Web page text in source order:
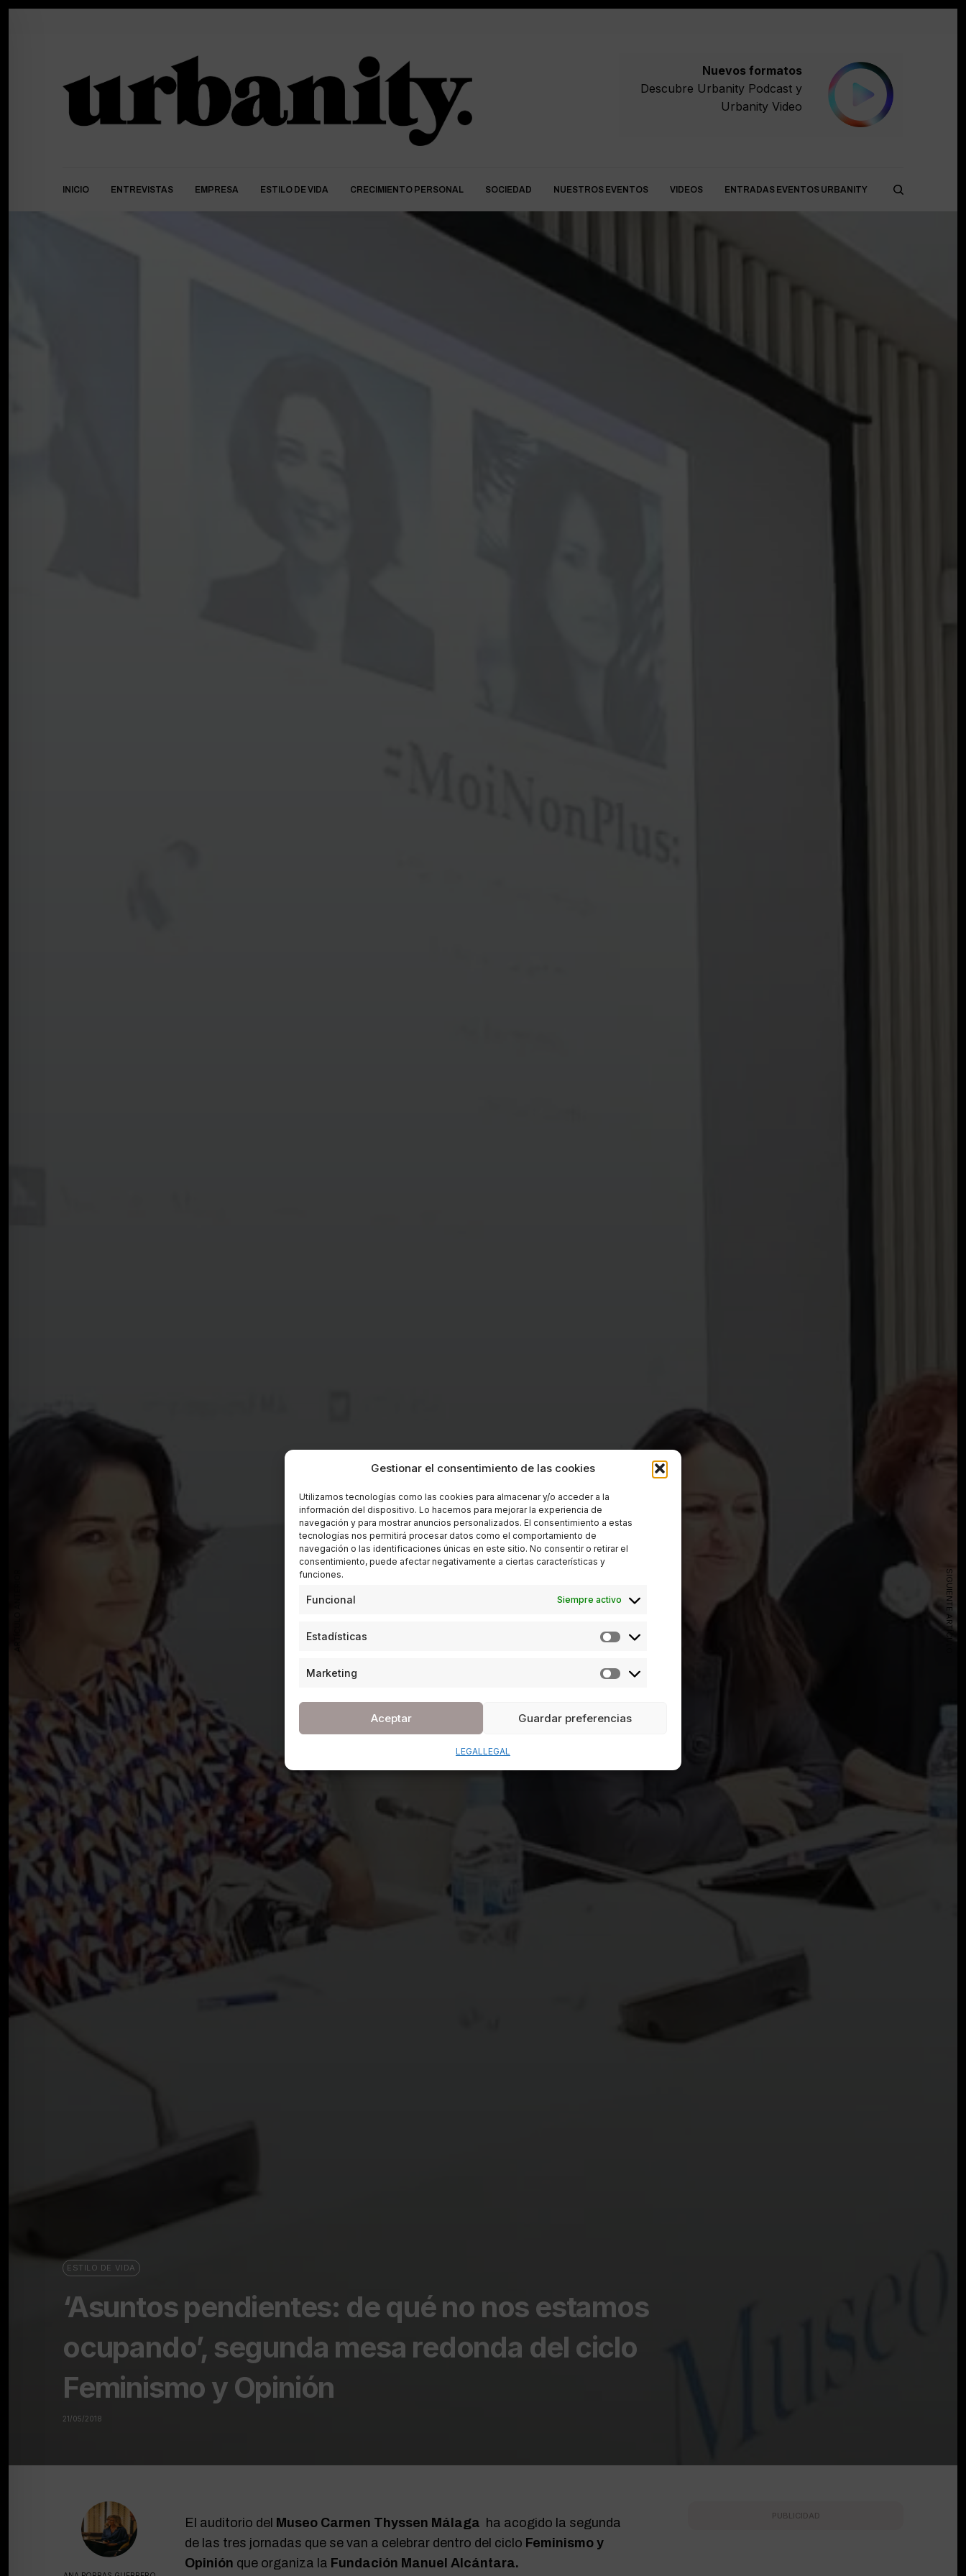
Gestionar el consentimiento de las cookies
Utilizamos tecnologías como las cookies para almacenar y/o acceder a la
información del dispositivo. Lo hacemos para mejorar la experiencia de
navegación y para mostrar anuncios personalizados. El consentimiento a estas
tecnologías nos permitirá procesar datos como el comportamiento de
navegación o las identificaciones únicas en este sitio. No consentir o retirar el
consentimiento, puede afectar negativamente a ciertas características y
funciones.
Funcional Siempre activo
Estadísticas
Marketing
Aceptar Guardar preferencias
LEGALLEGAL
Nuevos formatos
Descubre Urbanity Podcasty
Urbanity Video
INICIO ENTREVISTAS EMPRESA ESTILO DE VIDA CRECIMIENTO PERSONAL SOCIEDAD NUESTROS EVENTOS VIDEOS ENTRADAS EVENTOS URBANITY
ESTILO DE VIDA
‘Asuntos pendientes: de qué no nos estamos
ocupando’, segunda mesa redonda del ciclo
Feminismo y Opinión
21/05/2018
El auditorio del Museo Carmen Thyssen Málaga ha acogido la segunda
de las tres jornadas que se van a celebrar dentro del ciclo Feminismo y
Opinión que organiza la Fundación Manuel Alcántara.
PUBLICIDAD
SIGUIENTE ARTÍCULO